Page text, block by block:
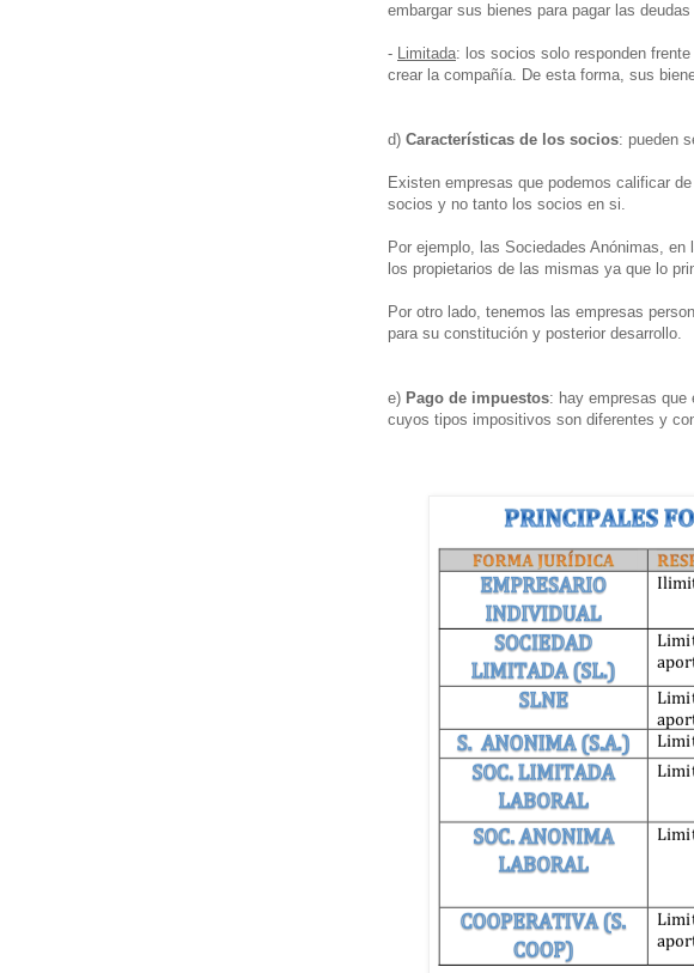
embargar sus bienes para pagar las
- Limitada: los socios solo responden
crear la compañía. De esta forma, sus
d) Características de los socios: pueden
Existen empresas que podemos calificar
socios y no tanto los socios en si.
Por ejemplo, las Sociedades Anónimas,
los propietarios de las mismas ya que lo
Por otro lado, tenemos las empresas
para su constitución y posterior desarrollo.
e) Pago de impuestos: hay empresas que
cuyos tipos impositivos son diferentes y